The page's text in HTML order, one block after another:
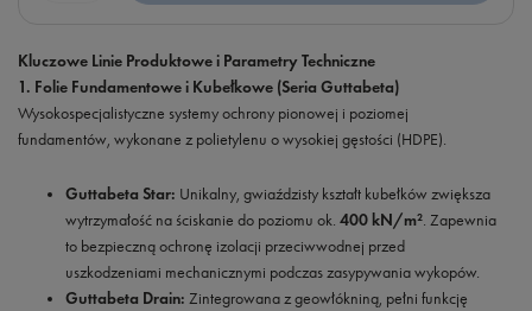
Kluczowe Linie Produktowe i Parametry Techniczne
1. Folie Fundamentowe i Kubełkowe (Seria Guttabeta)
Wysokospecjalistyczne systemy ochrony pionowej i poziomej
fundamentów, wykonane z polietylenu o wysokiej gęstości (HDPE).
Guttabeta Star: Unikalny, gwiaździsty kształt kubełków zwiększa
wytrzymałość na ściskanie do poziomu ok. 400 kN/m². Zapewnia
to bezpieczną ochronę izolacji przeciwwodnej przed
uszkodzeniami mechanicznymi podczas zasypywania wykopów.
Guttabeta Drain: Zintegrowana z geowłókniną, pełni funkcję